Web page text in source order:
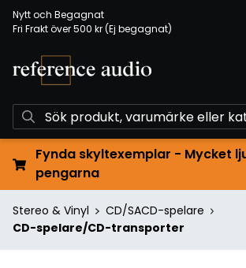
Nytt och Begagnat
Fri Frakt över 500 kr (Ej begagnat)
Fynda skyltexemplar - Mycket
pengarna
Stereo & Vinyl
CD/SACD-spelare
CD-spelare/CD-transporter